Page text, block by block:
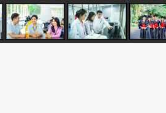
Trở lại